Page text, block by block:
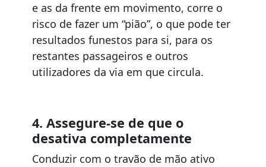
e as da frente em movimento, corre o
risco de fazer um “pião”, o que pode ter
resultados funestos para si, para os
restantes passageiros e outros
utilizadores da via em que circula.
4. Assegure-se de que o
desativa completamente
Conduzir com o travão de mão ativo